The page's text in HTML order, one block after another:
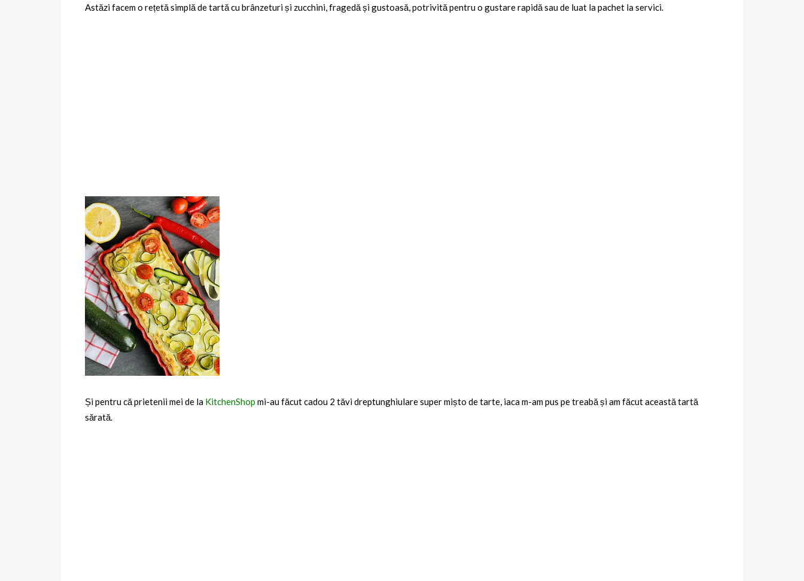
Astăzi facem o rețetă simplă de tartă cu brânzeturi și zucchini, fragedă și gustoasă, potrivită pentru o gustare rapidă sau de luat la pachet la servici.
Și pentru că prietenii mei de la KitchenShop mi-au făcut cadou 2 tăvi dreptunghiulare super mișto de tarte, iaca m-am pus pe treabă și am făcut această tartă
sărată.